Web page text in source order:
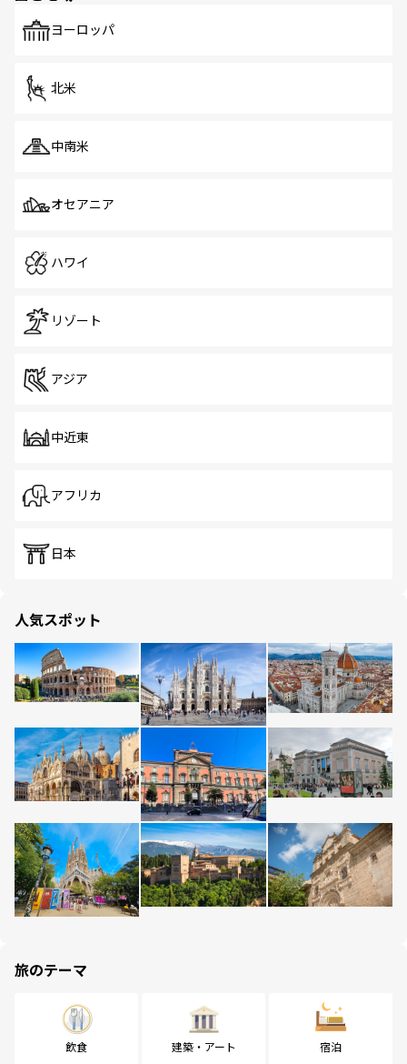
ヨーロッパ
北米
中南米
オセアニア
ハワイ
リゾート
アジア
中近東
アフリカ
日本
人気スポット
旅のテーマ
飲食 建築・アート 宿泊